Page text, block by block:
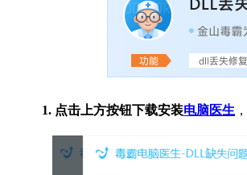
1. 点击上方按钮下载安装电脑医生 ，